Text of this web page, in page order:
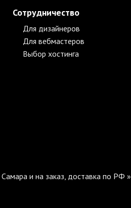
Сотрудничество
Для дизайнеров
Для вебмастеров
Выбор хостинга
и на заказ, доставка по РФ »